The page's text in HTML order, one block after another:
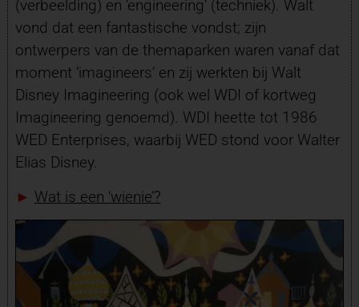
(verbeelding) en ‘engineering’ (techniek). Walt
vond dat een fantastische vondst; zijn
ontwerpers van de themaparken waren vanaf dat
moment ‘imagineers’ en zij werkten bij Walt
Disney Imagineering (ook wel WDI of kortweg
Imagineering genoemd). WDI heette tot 1986
WED Enterprises, waarbij WED stond voor Walter
Elias Disney.
► Wat is een ‘wienie’?